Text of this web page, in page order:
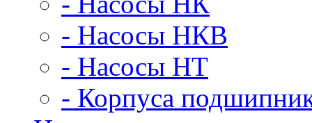
- Насосы НКВ
- Насосы НТ
- Корпуса